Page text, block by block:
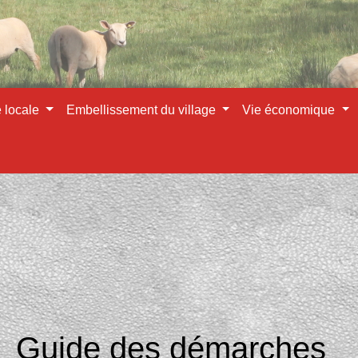
locale Embellissement du village Vie économique
Guide des démarches